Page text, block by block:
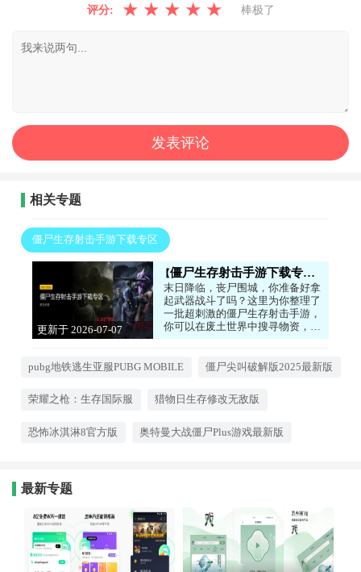
评分: ★ ★ ★ ★ ★ 棒极了
相关专题
僵尸生存射击手游下载专区
更新于 2026-07-07
僵尸生存射击手游下载专区
末日降临，丧尸围城，你准备好拿
起武器战斗了吗？这里为你整理了
一批超刺激的僵尸生存射击手游，
你可以在废土世界中搜寻物资，也
可以在地铁隧道中艰难求生，甚至
每一款都能让你肾上腺素飙升，感
pubg地铁逃生亚服PUBG MOBILE 僵尸尖叫破解版2025最新版
荣耀之枪：生存国际服 猎物日生存修改无敌版
恐怖冰淇淋8官方版 奥特曼大战僵尸Plus游戏最新版
最新专题